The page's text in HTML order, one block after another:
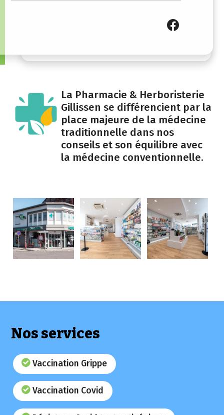
Dimanche Fermé
La Pharmacie & Herboristerie
Gillissen se différencient par la
place majeure de la médecine
traditionnelle dans nos
conseils et son équilibre avec
la médecine conventionnelle.
Nos services
Vaccination Grippe
Vaccination Covid